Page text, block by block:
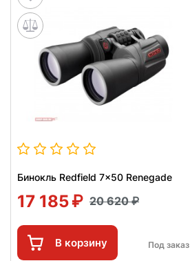
Бинокль Redfield 7x50 Renegade
17 185 20 620
В корзину Под заказ